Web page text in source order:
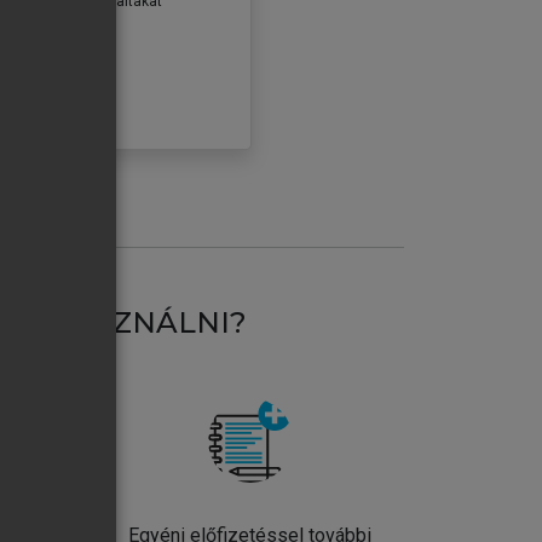
HASZNÁLNI?
Egyéni előfizetéssel további